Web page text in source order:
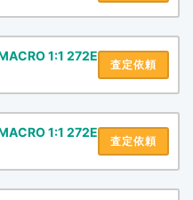
1:1 272E
査定依頼
1:1 272E
査定依頼